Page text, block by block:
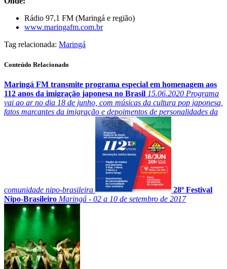
Rádio 97,1 FM (Maringá e região)
www.maringafm.com.br
Tag relacionada: Maringá
Conteúdo Relacionado
Maringá FM transmite programa especial em homenagem aos
112 anos da imigração japonesa no Brasil 15.06.2020 Programa
vai ao ar no dia 18 de junho, com músicas da cultura pop japonesa,
fatos marcantes da imigração e depoimentos de personalidades da
comunidade nipo-brasileira
28º Festival
Nipo-Brasileiro Maringá - 02 a 10 de setembro de 2017